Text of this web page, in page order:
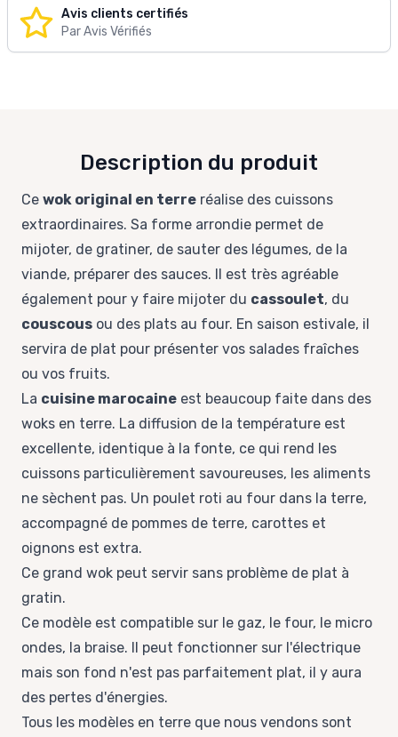
Avis clients certifiés
Par Avis Vérifiés
Description du produit
Ce wok original en terre réalise des cuissons
extraordinaires. Sa forme arrondie permet de
mijoter, de gratiner, de sauter des légumes, de la
viande, préparer des sauces. Il est très agréable
également pour y faire mijoter du cassoulet, du
couscous ou des plats au four. En saison estivale, il
servira de plat pour présenter vos salades fraîches
ou vos fruits.
La cuisine marocaine est beaucoup faite dans des
woks en terre. La diffusion de la température est
excellente, identique à la fonte, ce qui rend les
cuissons particulièrement savoureuses, les aliments
ne sèchent pas. Un poulet roti au four dans la terre,
accompagné de pommes de terre, carottes et
oignons est extra.
Ce grand wok peut servir sans problème de plat à
gratin.
Ce modèle est compatible sur le gaz, le four, le micro
ondes, la braise. Il peut fonctionner sur l'électrique
mais son fond n'est pas parfaitement plat, il y aura
des pertes d'énergies.
Tous les modèles en terre que nous vendons sont